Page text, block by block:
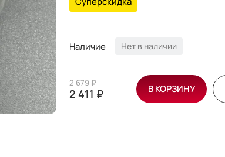
Наличие Нет в наличии
2 679 ₽
2 411 ₽ В КОРЗИНУ